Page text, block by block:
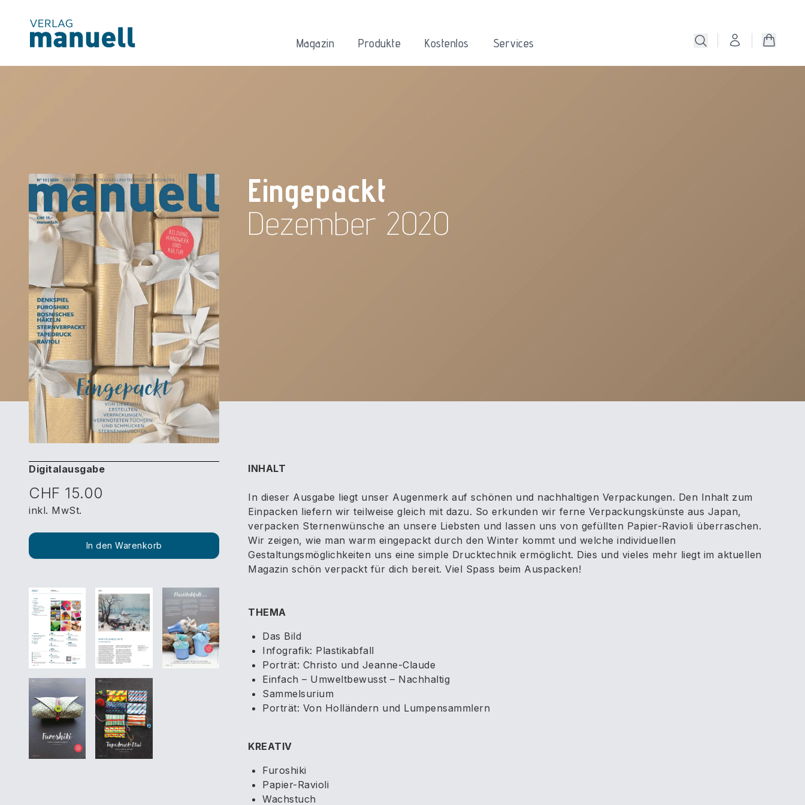
Magazin Produkte Kostenlos Services
Einzelausgaben
Eingepackt
Dezember 2020
INHALT
In dieser Ausgabe liegt unser Augenmerk auf schönen und nachhaltigen Verpackungen. Den Inhalt zum
Einpacken liefern wir teilweise gleich mit dazu. So erkunden wir ferne Verpackungskünste aus Japan,
verpacken Sternenwünsche an unsere Liebsten und lassen uns von gefüllten Papier-Ravioli überraschen.
Wir zeigen, wie man warm eingepackt durch den Winter kommt und welche individuellen
Gestaltungsmöglichkeiten uns eine simple Drucktechnik ermöglicht. Dies und vieles mehr liegt im aktuellen
Magazin schön verpackt für dich bereit. Viel Spass beim Auspacken!
THEMA
Das Bild
Infografik: Plastikabfall
Porträt: Christo und Jeanne-Claude
Einfach – Umweltbewusst – Nachhaltig
Sammelsurium
Porträt: Von Holländern und Lumpensammlern
KREATIV
Furoshiki
Papier-Ravioli
Wachstuch
Digitalausgabe
CHF 15.00
inkl. MwSt.
In den Warenkorb